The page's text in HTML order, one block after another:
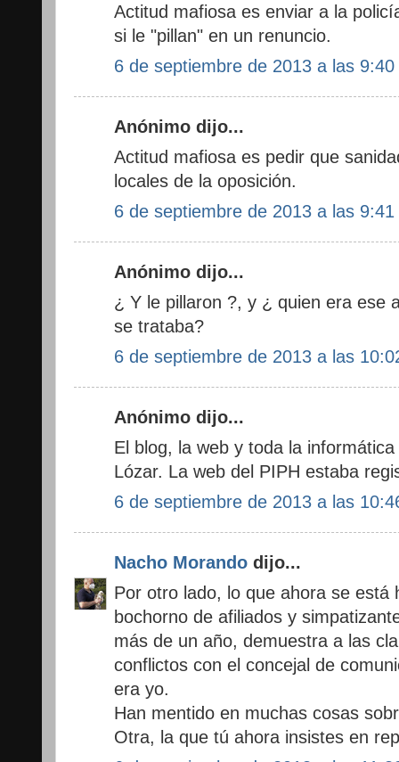
Actitud mafiosa es enviar a la
si le "pillan" en un renuncio.
6 de septiembre de 2013 a las 9:40
Anónimo dijo...
Actitud mafiosa es pedir que
locales de la oposición.
6 de septiembre de 2013 a las 9:41
Anónimo dijo...
¿ Y le pillaron ?, y ¿ quien era ese
se trataba?
6 de septiembre de 2013 a las
Anónimo dijo...
El blog, la web y toda la
Lózar. La web del PIPH estaba
6 de septiembre de 2013 a las
Nacho Morando dijo...
Por otro lado, lo que ahora se está
bochorno de afiliados y
más de un año, demuestra a las
conflictos con el concejal de
era yo.
Han mentido en muchas cosas
Otra, la que tú ahora insistes en